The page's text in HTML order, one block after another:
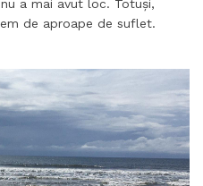
a mai avut loc. Totuși,
de aproape de suflet.